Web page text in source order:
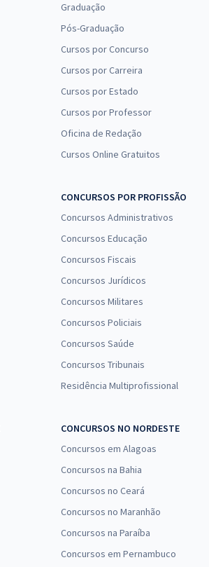
Graduação
Pós-Graduação
Cursos por Concurso
Cursos por Carreira
Cursos por Estado
Cursos por Professor
Oficina de Redação
Cursos Online Gratuitos
CONCURSOS POR PROFISSÃO
Concursos Administrativos
Concursos Educação
Concursos Fiscais
Concursos Jurídicos
Concursos Militares
Concursos Policiais
Concursos Saúde
Concursos Tribunais
Residência Multiprofissional
CONCURSOS NO NORDESTE
Concursos em Alagoas
Concursos na Bahia
Concursos no Ceará
Concursos no Maranhão
Concursos na Paraíba
Concursos em Pernambuco